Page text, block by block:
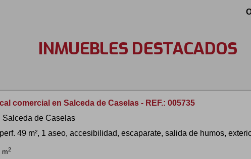
INMUEBLES DESTACADOS
comercial en Salceda de Caselas - REF.: 005735
Salceda de Caselas
49 m², 1 aseo, accesibilidad, escaparate, salida de humos,
m2